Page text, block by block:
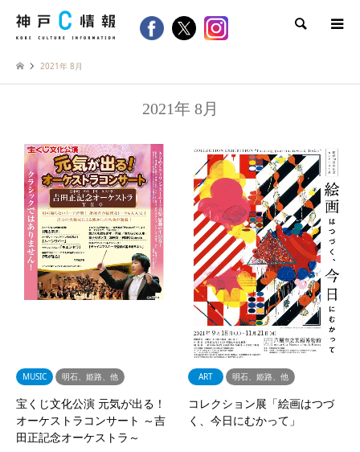
検索
2021年 8月
2021年 8月
MUSIC 明石、姫路、他
宝くじ文化公演 元気が出る！
オーケストラコンサート ～吉
田正記念オーケストラ～
ART 明石、姫路、他
コレクション展「絵画はつづ
く、今日にむかって」